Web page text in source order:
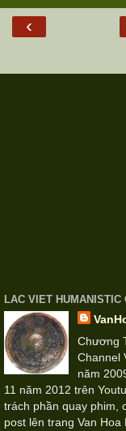
‹
LAC VIET HUMANISTIC
Chương
Channel
năm
11 năm 2012 trên
trách phần quay phim,
post lên trang Van